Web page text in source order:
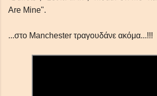
Are Mine".
...στο Manchester τραγουδάνε ακόμα...!!!